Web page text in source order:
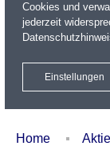
Name / WKN / ISIN /
Xetra Realtime
Home
Cookies und
jederzeit
Einstellungen